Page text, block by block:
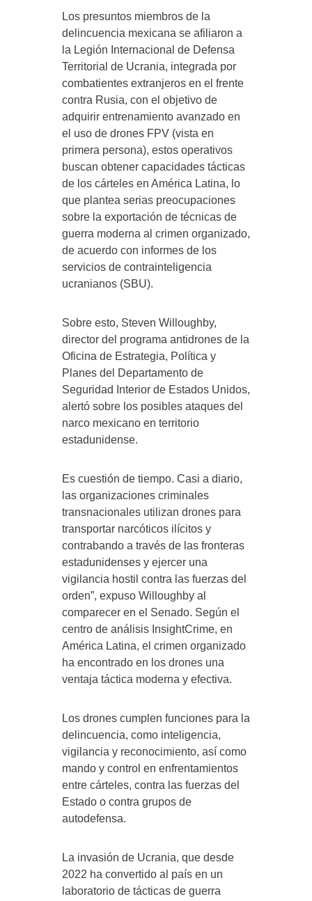
Los presuntos miembros de la
delincuencia mexicana se afiliaron a
la Legión Internacional de Defensa
Territorial de Ucrania, integrada por
combatientes extranjeros en el frente
contra Rusia, con el objetivo de
adquirir entrenamiento avanzado en
el uso de drones FPV (vista en
primera persona), estos operativos
buscan obtener capacidades tácticas
de los cárteles en América Latina, lo
que plantea serias preocupaciones
sobre la exportación de técnicas de
guerra moderna al crimen organizado,
de acuerdo con informes de los
servicios de contrainteligencia
ucranianos (SBU).
Sobre esto, Steven Willoughby,
director del programa antidrones de la
Oficina de Estrategia, Política y
Planes del Departamento de
Seguridad Interior de Estados Unidos,
alertó sobre los posibles ataques del
narco mexicano en territorio
estadunidense.
Es cuestión de tiempo. Casi a diario,
las organizaciones criminales
transnacionales utilizan drones para
transportar narcóticos ilícitos y
contrabando a través de las fronteras
estadunidenses y ejercer una
vigilancia hostil contra las fuerzas del
orden”, expuso Willoughby al
comparecer en el Senado. Según el
centro de análisis InsightCrime, en
América Latina, el crimen organizado
ha encontrado en los drones una
ventaja táctica moderna y efectiva.
Los drones cumplen funciones para la
delincuencia, como inteligencia,
vigilancia y reconocimiento, así como
mando y control en enfrentamientos
entre cárteles, contra las fuerzas del
Estado o contra grupos de
autodefensa.
La invasión de Ucrania, que desde
2022 ha convertido al país en un
laboratorio de tácticas de guerra